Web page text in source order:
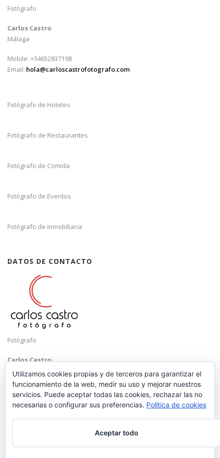
Fotógrafo
Carlos Castro
Málaga
Mobile: +34652837198
Email: hola@carloscastrofotografo.com
Fotógrafo de Hoteles
Fotógrafo de Restaurantes
Fotógrafo de Comida
Fotógrafo de Eventos
Fotógrafo de Inmobiliaria
DATOS DE CONTACTO
Fotógrafo
Carlos Castro
Málaga
Mobile: +34 652 83 71 98
hola@carloscastrofotografo.com
Utilizamos cookies propias y de terceros para garantizar el
funcionamiento de la web, medir su uso y mejorar nuestros
servicios. Puede aceptar todas las cookies, rechazar las no
necesarias o configurar sus preferencias. Política de cookies
Aceptar todo